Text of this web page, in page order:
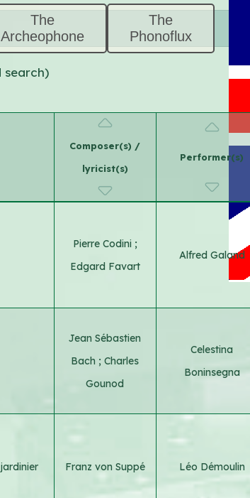
The
Archeophone
The
Phonoflux
search)
Composer(s) /
lyricist(s)
Performer(s)
Pierre Codini ;
Edgard Favart
Alfred Galand
Jean Sébastien
Bach ;Charles
Gounod
Celestina
Boninsegna
Franz von Suppé Léo Démoulin